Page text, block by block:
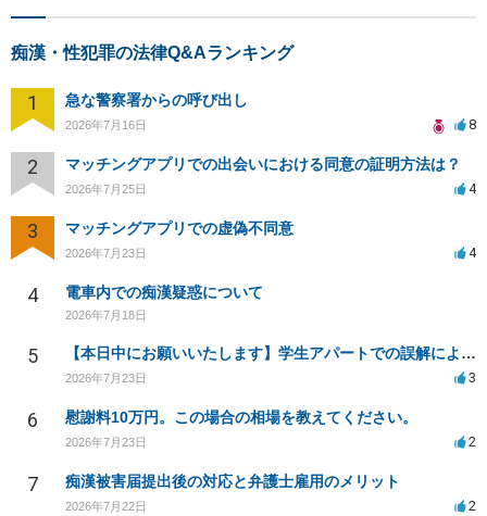
痴漢・性犯罪の法律Q&Aランキング
1 急な警察署からの呼び出し
2026年7月16日 8
2 マッチングアプリでの出会いにおける同意の証明方法は？
2026年7月25日 4
3 マッチングアプリでの虚偽不同意
2026年7月23日 4
4 電車内での痴漢疑惑について
2026年7月18日
5 【本日中にお願いいたします】学生アパートでの誤解による窃盗疑惑、今後の対応策は？
2026年7月23日 3
6 慰謝料10万円。この場合の相場を教えてください。
2026年7月23日 2
7 痴漢被害届提出後の対応と弁護士雇用のメリット
2026年7月22日 2